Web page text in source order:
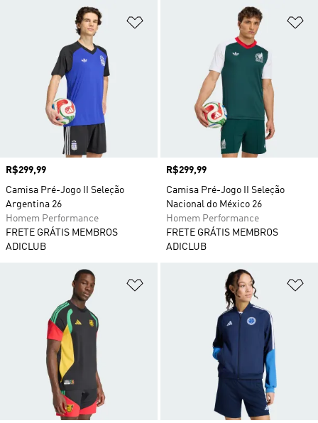
Adicionar à Lista de Desejos
Preço
R$299,99
Camisa Pré-Jogo II Seleção
Argentina 26
Homem Performance
FRETE GRÁTIS MEMBROS
ADICLUB
Preço
R$299,99
Camisa Pré-Jogo II Seleção
Nacional do México 26
Homem Performance
FRETE GRÁTIS MEMBROS
ADICLUB
Adicionar à Lista de Desejos